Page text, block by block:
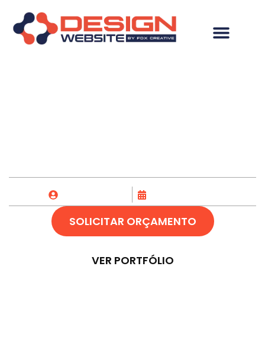
SOLICITAR ORÇAMENTO
VER PORTFÓLIO